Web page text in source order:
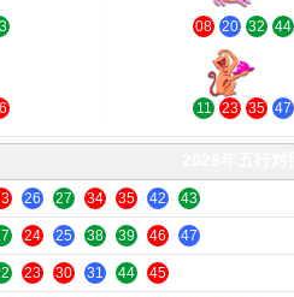
08 20 32 44
[冲虎]
11 23 35 47
26 27 34 35 42 43
24 25 38 39 46 47
23 30 31 44 45